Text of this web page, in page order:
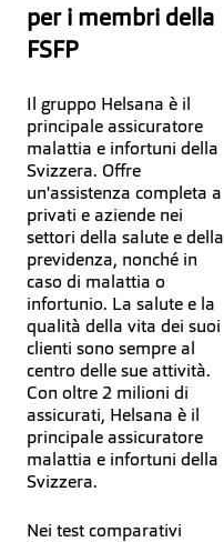
per i membri della
FSFP
Il gruppo Helsana è il
principale assicuratore
malattia e infortuni della
Svizzera. Offre
un'assistenza completa a
privati e aziende nei
settori della salute e della
previdenza, nonché in
caso di malattia o
infortunio. La salute e la
qualità della vita dei suoi
clienti sono sempre al
centro delle sue attività.
Con oltre 2 milioni di
assicurati, Helsana è il
principale assicuratore
malattia e infortuni della
Svizzera.
Nei test comparativi